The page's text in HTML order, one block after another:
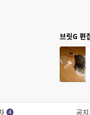
브릿G 편
4 공지